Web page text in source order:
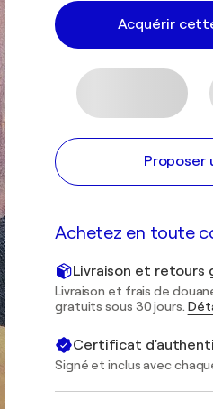
Acquérir
Proposer
Achetez en toute
Livraison et retours
Livraison et frais de
gratuits sous 30 jours.
Certificat
Signé et inclus avec